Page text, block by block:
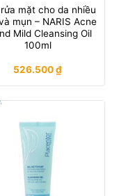
mặt cho da nhiều
mụn – NARIS Acne
Mild Cleansing Oil
100ml
526.500₫